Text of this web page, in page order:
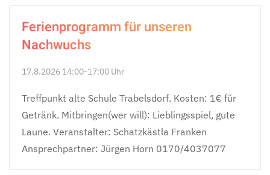
Ferienprogramm für unseren
Nachwuchs
17.8.2026 14:00-17:00 Uhr
Treffpunkt alte Schule Trabelsdorf. Kosten: 1€ für
Getränk. Mitbringen(wer will): Lieblingsspiel, gute
Laune. Veranstalter: Schatzkästla Franken
Ansprechpartner: Jürgen Horn 0170/4037077